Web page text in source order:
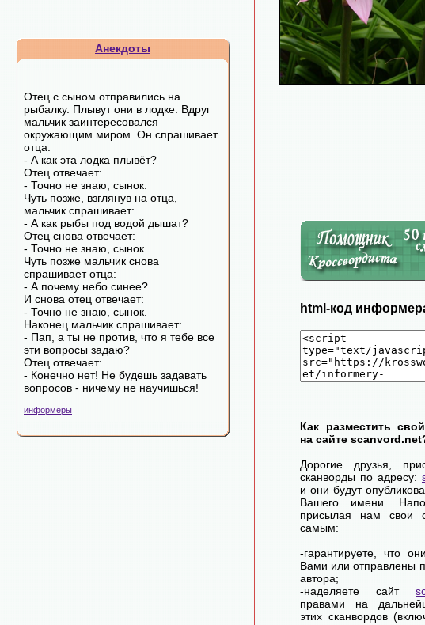
Анекдоты
Отец с сыном отправились на
рыбалку. Плывут они в лодке. Вдруг
мальчик заинтересовался
окружающим миром. Он спрашивает
отца:
- А как эта лодка плывёт?
Отец отвечает:
- Точно не знаю, сынок.
Чуть позже, взглянув на отца,
мальчик спрашивает:
- А как рыбы под водой дышат?
Отец снова отвечает:
- Точно не знаю, сынок.
Чуть позже мальчик снова
спрашивает отца:
- А почему небо синее?
И снова отец отвечает:
- Точно не знаю, сынок.
Наконец мальчик спрашивает:
- Пап, а ты не против, что я тебе все
эти вопросы задаю?
Отец отвечает:
- Конечно нет! Не будешь задавать
вопросов - ничему не научишься!
информеры
html-код
Как разместить
на сайте
Дорогие друзья,
сканворды по адресу:
и они будут
Вашего имени.
присылая нам свои
самым:
-гарантируете, что
Вами или отправлены
автора;
-наделяете сайт
правами на
этих сканвордов